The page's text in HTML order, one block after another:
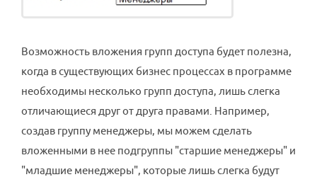
Возможность вложения групп доступа будет полезна,
когда в существующих бизнес процессах в программе
необходимы несколько групп доступа, лишь слегка
отличающиеся друг от друга правами. Например,
создав группу менеджеры, мы можем сделать
вложенными в нее подгруппы "старшие менеджеры" и
"младшие менеджеры", которые лишь слегка будут